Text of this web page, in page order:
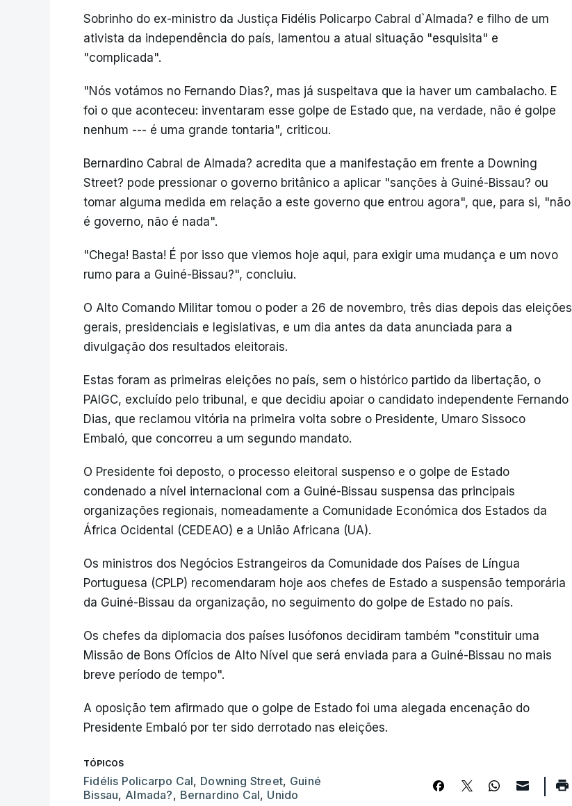
Sobrinho do ex-ministro da Justiça Fidélis Policarpo Cabral d`Almada? e filho de um
ativista da independência do país, lamentou a atual situação "esquisita" e
"complicada".
"Nós votámos no Fernando Dias?, mas já suspeitava que ia haver um cambalacho. E
foi o que aconteceu: inventaram esse golpe de Estado que, na verdade, não é golpe
nenhum --- é uma grande tontaria", criticou.
Bernardino Cabral de Almada? acredita que a manifestação em frente a Downing
Street? pode pressionar o governo britânico a aplicar "sanções à Guiné-Bissau? ou
tomar alguma medida em relação a este governo que entrou agora", que, para si, "não
é governo, não é nada".
"Chega! Basta! É por isso que viemos hoje aqui, para exigir uma mudança e um novo
rumo para a Guiné-Bissau?", concluiu.
O Alto Comando Militar tomou o poder a 26 de novembro, três dias depois das eleições
gerais, presidenciais e legislativas, e um dia antes da data anunciada para a
divulgação dos resultados eleitorais.
Estas foram as primeiras eleições no país, sem o histórico partido da libertação, o
PAIGC, excluído pelo tribunal, e que decidiu apoiar o candidato independente Fernando
Dias, que reclamou vitória na primeira volta sobre o Presidente, Umaro Sissoco
Embaló, que concorreu a um segundo mandato.
O Presidente foi deposto, o processo eleitoral suspenso e o golpe de Estado
condenado a nível internacional com a Guiné-Bissau suspensa das principais
organizações regionais, nomeadamente a Comunidade Económica dos Estados da
África Ocidental (CEDEAO) e a União Africana (UA).
Os ministros dos Negócios Estrangeiros da Comunidade dos Países de Língua
Portuguesa (CPLP) recomendaram hoje aos chefes de Estado a suspensão temporária
da Guiné-Bissau da organização, no seguimento do golpe de Estado no país.
Os chefes da diplomacia dos países lusófonos decidiram também "constituir uma
Missão de Bons Ofícios de Alto Nível que será enviada para a Guiné-Bissau no mais
breve período de tempo".
A oposição tem afirmado que o golpe de Estado foi uma alegada encenação do
Presidente Embaló por ter sido derrotado nas eleições.
TÓPICOS
Fidélis Policarpo Cal, Downing Street, Guiné
Bissau, Almada?, Bernardino Cal, Unido